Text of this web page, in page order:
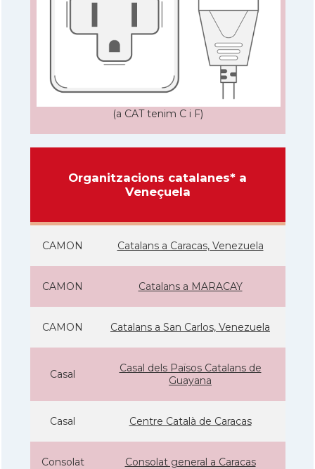
(a CAT tenim C i F)
Organitzacions catalanes* a
Veneçuela
CAMON Catalans a Caracas, Venezuela
CAMON Catalans a MARACAY
CAMON Catalans a San Carlos, Venezuela
Casal
Casal dels Països Catalans de
Guayana
Casal Centre Català de Caracas
Consolat Consolat general a Caracas